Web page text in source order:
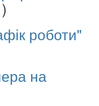
роботи"
на